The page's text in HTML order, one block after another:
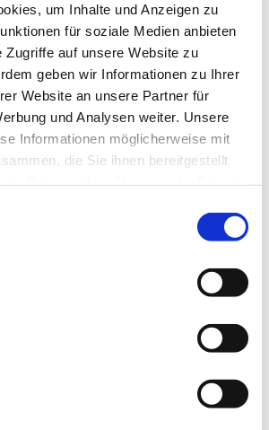
um Inhalte und Anzeigen zu
für soziale Medien anbieten
Zugriffe auf unsere Website zu
geben wir Informationen zu Ihrer
Website an unsere Partner für
und Analysen weiter. Unsere
Informationen möglicherweise mit
die Sie ihnen bereitgestellt
Sie auch